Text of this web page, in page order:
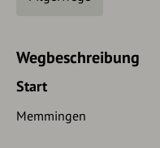
Wegbeschreibung
Start
Memmingen